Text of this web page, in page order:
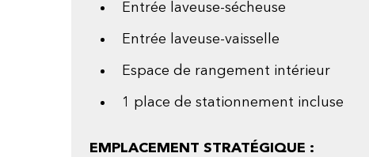
Entrée laveuse-sécheuse
Entrée laveuse-vaisselle
Espace de rangement intérieur
1 place de stationnement incluse
EMPLACEMENT STRATÉGIQUE :